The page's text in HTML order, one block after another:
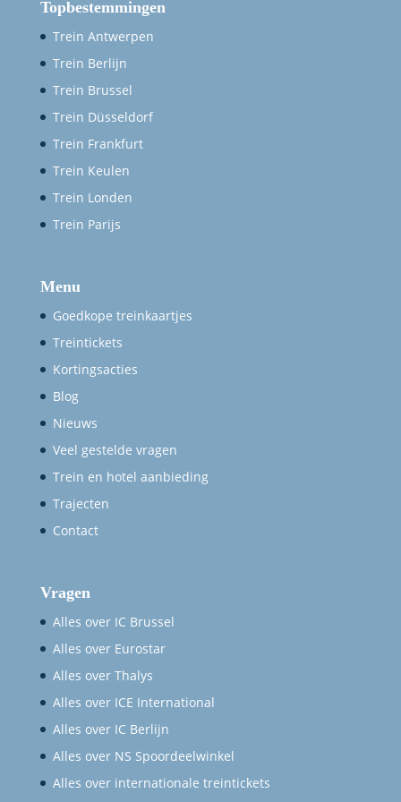
Topbestemmingen
Trein Antwerpen
Trein Berlijn
Trein Brussel
Trein Düsseldorf
Trein Frankfurt
Trein Keulen
Trein Londen
Trein Parijs
Menu
Goedkope treinkaartjes
Treintickets
Kortingsacties
Blog
Nieuws
Veel gestelde vragen
Trein en hotel aanbieding
Trajecten
Contact
Vragen
Alles over IC Brussel
Alles over Eurostar
Alles over Thalys
Alles over ICE International
Alles over IC Berlijn
Alles over NS Spoordeelwinkel
Alles over internationale treintickets